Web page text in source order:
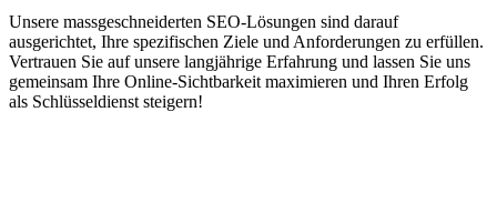
Unsere massgeschneiderten SEO-Lösungen sind darauf
ausgerichtet, Ihre spezifischen Ziele und Anforderungen zu erfüllen.
Vertrauen Sie auf unsere langjährige Erfahrung und lassen Sie uns
gemeinsam Ihre Online-Sichtbarkeit maximieren und Ihren Erfolg
als Schlüsseldienst steigern!